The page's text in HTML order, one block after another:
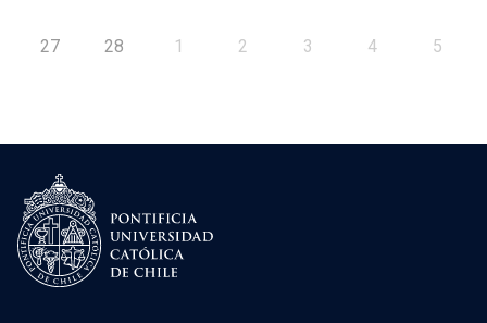
27 28 1 2 3 4 5